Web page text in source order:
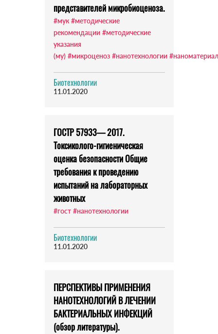
представителей микробиоценоза.
#мук #методические
рекомендации #методические
указания
(му) #микроценоз #нанотехнологии
Биотехнологии
11.01.2020
ГОСТР 57933— 2017.
Токсиколого-гигиеническая
оценка безопасности Общие
требования к проведению
испытаний на лабораторных
животных
#гост #нанотехнологии
Биотехнологии
11.01.2020
ПЕРСПЕКТИВЫ ПРИМЕНЕНИЯ
НАНОТЕХНОЛОГИЙ В ЛЕЧЕНИИ
БАКТЕРИАЛЬНЫХ ИНФЕКЦИЙ
(обзор литературы).